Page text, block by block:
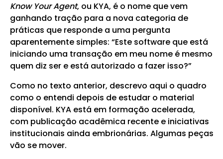
Know Your Agent, ou KYA, é o nome que vem
ganhando tração para a nova categoria de
práticas que responde a uma pergunta
aparentemente simples: “Este software que está
iniciando uma transação em meu nome é mesmo
quem diz ser e está autorizado a fazer isso?”
Como no texto anterior, descrevo aqui o quadro
como o entendi depois de estudar o material
disponível. KYA está em formação acelerada,
com publicação acadêmica recente e iniciativas
institucionais ainda embrionárias. Algumas peças
vão se mover.